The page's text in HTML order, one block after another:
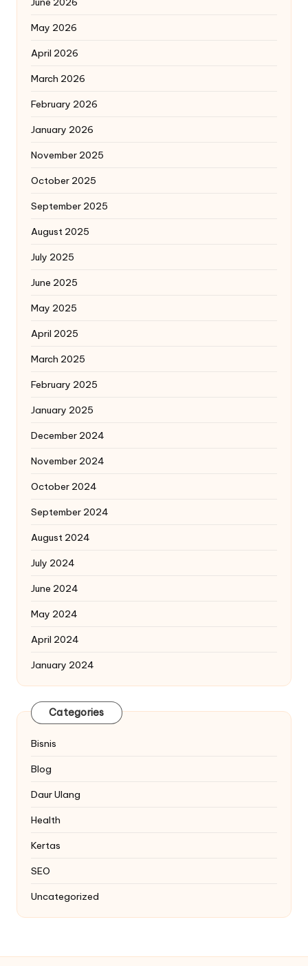
May 2026
April 2026
March 2026
February 2026
January 2026
November 2025
October 2025
September 2025
August 2025
July 2025
June 2025
May 2025
April 2025
March 2025
February 2025
January 2025
December 2024
November 2024
October 2024
September 2024
August 2024
July 2024
June 2024
May 2024
April 2024
January 2024
Categories
Bisnis
Blog
Daur Ulang
Health
Kertas
SEO
Uncategorized